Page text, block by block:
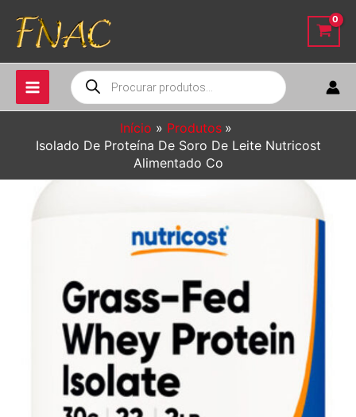
para
conteúdo
Pesquisar
produtos
Início
Produtos
Isolado De Proteína De Soro De Leite Nutricost
Alimentado Co